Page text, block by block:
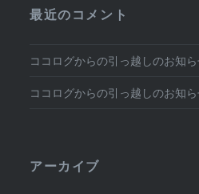
最近のコメント
ココログからの引っ越しのお知ら
ココログからの引っ越しのお知ら
アーカイブ